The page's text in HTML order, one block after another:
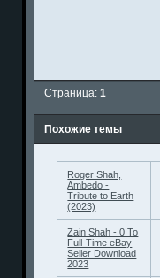
Страница:1
Похожие темы
Roger Shah,
Ambedo -
Tribute to Earth
(2023)
Zain Shah - 0 To
Full-Time eBay
Seller Download
2023